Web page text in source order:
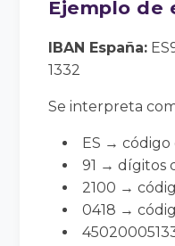
Ejemplo de
IBAN España:
1332
Se interpreta
ES → código
91 → dígitos
2100 →
0418 →